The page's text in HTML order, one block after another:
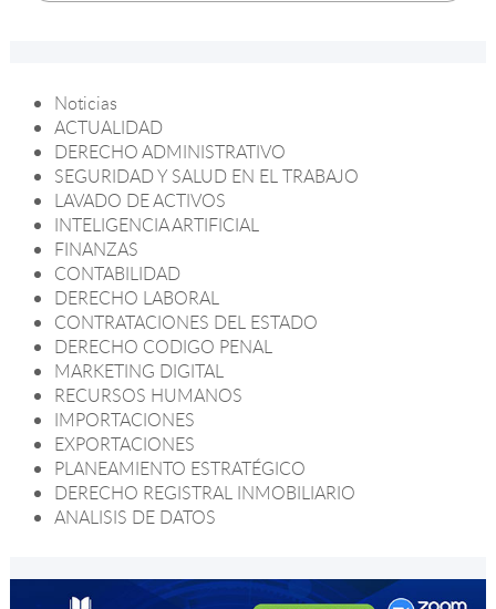
Noticias
ACTUALIDAD
DERECHO ADMINISTRATIVO
SEGURIDAD Y SALUD EN EL TRABAJO
LAVADO DE ACTIVOS
INTELIGENCIA ARTIFICIAL
FINANZAS
CONTABILIDAD
DERECHO LABORAL
CONTRATACIONES DEL ESTADO
DERECHO CODIGO PENAL
MARKETING DIGITAL
RECURSOS HUMANOS
IMPORTACIONES
EXPORTACIONES
PLANEAMIENTO ESTRATÉGICO
DERECHO REGISTRAL INMOBILIARIO
ANALISIS DE DATOS